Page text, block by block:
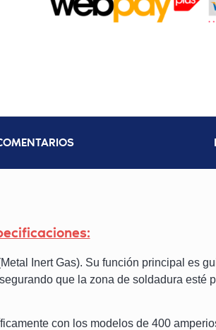
Inert Gas). Su función principal es
que la zona de soldadura esté
con los modelos de 400